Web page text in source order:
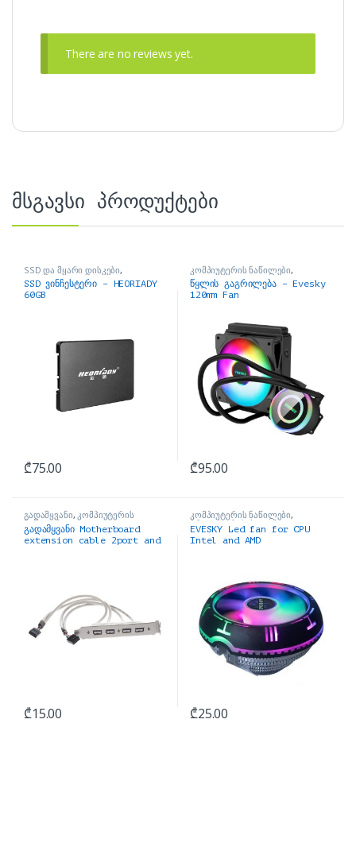
There are no reviews yet.
მსგავსი პროდუქტები
SSD და მყარი დისკები,
კომპიუტერის ნაწილები
SSD ვინჩესტერი – HEORIADY
60GB
₾75.00
კომპიუტერის ნაწილები,
პროცესორის ქულერი
წყლის გაგრილება – Evesky
120mm Fan
₾95.00
გადამყვანი,კომპიუტერის
ნაწილები
გადამყვანი Motherboard
extension cable 2port and
₾15.00
კომპიუტერის ნაწილები,
პროცესორის ქულერი
EVESKY Led fan for CPU
Intel and AMD
₾25.00